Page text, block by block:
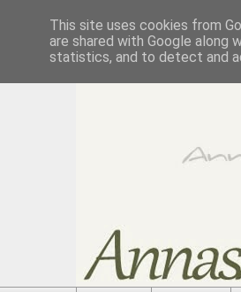
This site uses cookies from
are shared with Google along
statistics, and to detect and